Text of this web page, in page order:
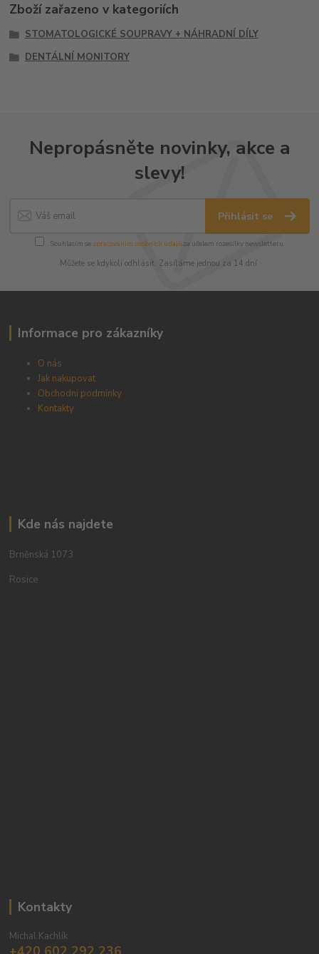
Zboží zařazeno v kategoriích
STOMATOLOGICKÉ SOUPRAVY + NÁHRADNÍ DÍLY
DENTÁLNÍ MONITORY
Nepropásněte novinky, akce a
slevy!
Přihlásit se
Souhlasím se zpracováním osobních údajůza účelem rozesílky newsletteru.
Můžete se kdykoli odhlásit. Zasíláme jednou za 14 dní.
Informace pro zákazníky
O nás
Jak nakupovat
Obchodní podmínky
Kontakty
Kde nás najdete
Brněnská 1073
Rosice
Kontakty
Michal Kachlík